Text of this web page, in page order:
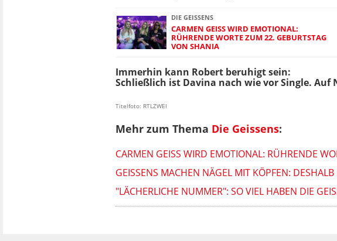
DIE GEISSENS
CARMEN GEISS WIRD EMOTIONAL:
RÜHRENDE WORTE ZUM 22. GEBURTSTAG
VON SHANIA
Immerhin kann Robert beruhigt sein:
Schließlich ist Davina nach wie vor Single.
Titelfoto: RTLZWEI
Mehr zum Thema Die Geissens:
CARMEN GEISS WIRD EMOTIONAL: RÜHRENDE
GEISSENS MACHEN NÄGEL MIT KÖPFEN:
"LÄCHERLICHE NUMMER": SO VIEL HABEN DIE